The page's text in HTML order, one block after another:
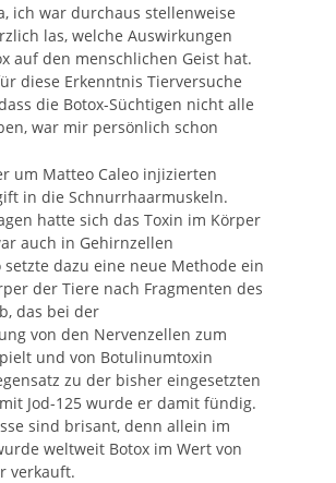
ich war durchaus stellenweise
las, welche Auswirkungen
auf den menschlichen Geist hat.
diese Erkenntnis Tierversuche
die Botox-Süchtigen nicht alle
war mir persönlich schon
um Matteo Caleo injizierten
in die Schnurrhaarmuskeln.
hatte sich das Toxin im Körper
auch in Gehirnzellen
setzte dazu eine neue Methode ein
der Tiere nach Fragmenten des
das bei der
von den Nervenzellen zum
und von Botulinumtoxin
zu der bisher eingesetzten
Jod-125 wurde er damit fündig.
sind brisant, denn allein im
weltweit Botox im Wert von
verkauft.